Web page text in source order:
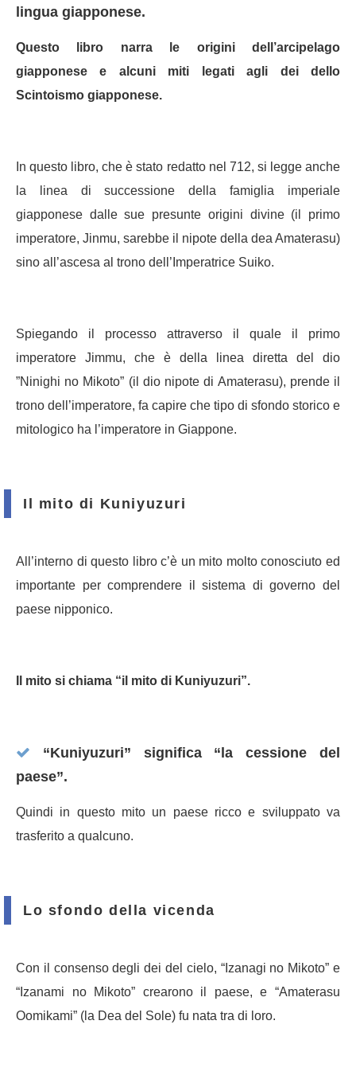
lingua giapponese.
Questo libro narra le origini dell’arcipelago
giapponese e alcuni miti legati agli dei dello
Scintoismo giapponese.
In questo libro, che è stato redatto nel 712, si legge anche
la linea di successione della famiglia imperiale
giapponese dalle sue presunte origini divine (il primo
imperatore, Jinmu, sarebbe il nipote della dea Amaterasu)
sino all’ascesa al trono dell’Imperatrice Suiko.
Spiegando il processo attraverso il quale il primo
imperatore Jimmu, che è della linea diretta del dio
”Ninighi no Mikoto” (il dio nipote di Amaterasu), prende il
trono dell’imperatore, fa capire che tipo di sfondo storico e
mitologico ha l’imperatore in Giappone.
Il mito di Kuniyuzuri
All’interno di questo libro c’è un mito molto conosciuto ed
importante per comprendere il sistema di governo del
paese nipponico.
Il mito si chiama “il mito di Kuniyuzuri”.
“Kuniyuzuri” significa “la cessione del
paese”.
Quindi in questo mito un paese ricco e sviluppato va
trasferito a qualcuno.
Lo sfondo della vicenda
Con il consenso degli dei del cielo, “Izanagi no Mikoto” e
“Izanami no Mikoto” crearono il paese, e “Amaterasu
Oomikami” (la Dea del Sole) fu nata tra di loro.